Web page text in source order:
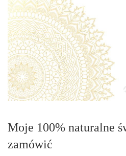
Moje 100% naturalne
zamówić